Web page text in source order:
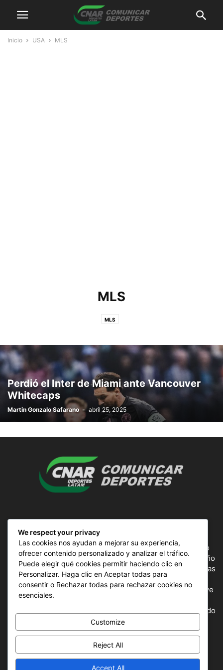
Inicio USA MLS
MLS
MLS
Perdió el Inter de Miami ante Vancouver
Whitecaps
Martin Gonzalo Safarano - abril 25, 2025
ComunicAr Deportes es un proyecto de noticias creado
por el director y Productor argentino Ale Gordillo en el año
2018, perteneciente a CnAr Latam y MS Interactiva noticias
deportivas de todo el continente latinoamericano y el
mundo, todos los deportes en un solo sitio, donde se vive
la pasión por esta actividad, nuestros periodistas
capacitados para mostrar la información precisa del mundo
deportivo.
SÍGUENOS
We respect your privacy
Las cookies nos ayudan a mejorar su experiencia,
ofrecer contenido personalizado y analizar el tráfico.
Puede elegir qué cookies permitir haciendo clic en
Personalizar. Haga clic en Aceptar todas para
consentir o Rechazar todas para rechazar cookies no
esenciales.
Customize
Reject All
Accept All